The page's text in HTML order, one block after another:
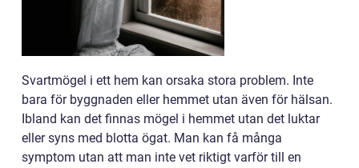
Svartmögel i ett hem kan orsaka stora problem. Inte
bara för byggnaden eller hemmet utan även för hälsan.
Ibland kan det finnas mögel i hemmet utan det luktar
eller syns med blotta ögat. Man kan få många
symptom utan att man inte vet riktigt varför till en